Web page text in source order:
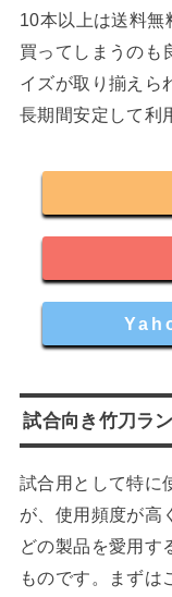
10本以上は送料無
買ってしまうのも
イズが取り揃えら
長期間安定して利
試合向き竹刀ラ
試合用として特に
が、使用頻度が高
どの製品を愛用す
ものです。まずは